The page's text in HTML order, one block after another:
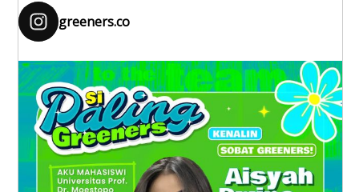
greeners.co